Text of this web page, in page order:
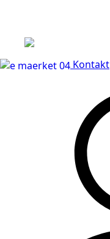
Kontakt